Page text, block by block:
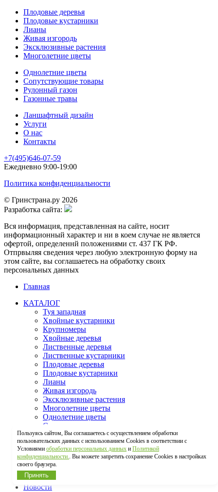
Плодовые деревья
Плодовые кустарники
Лианы
Живая изгородь
Эксклюзивные растения
Многолетние цветы
Однолетние цветы
Сопутствующие товары
Рулонный газон
Газонные травы
Ланшафтный дизайн
Услуги
О нас
Контакты
+7(495)646-07-59
Ежедневно 9:00-19:00
Политика конфиденциальности
© Гринстрана.ру 2026
Разработка сайта:
Вся информация, представленная на сайте, носит
информационный характер и ни в коем случае не является
офертой, определеннй положениями ст. 437 ГК РФ.
Отпрвыляя сведения через любую электронную форму на
этом сайте, вы соглашаетесь на обработку своих
персональных данных
Главная
КАТАЛОГ
Туя западная
Хвойные кустарники
Крупномеры
Хвойные деревья
Лиственные деревья
Лиственные кустарники
Плодовые деревья
Плодовые кустарники
Лианы
Живая изгородь
Эксклюзивные растения
Многолетние цветы
Однолетние цветы
Сопутствующие товары
Рулонный газон от производителя
Газонные травы
О НАС
ПАРТНЕРАМ / ОПТ
УСЛУГИ
Доставка
Новости
Пользуясь сайтом, Вы соглашаетесь с осуществлением обработки
пользовательских данных с использованием Cookies в соответствии с
Условиями обработки персональных данных и Политикой
конфиденциальности.. Вы можете запретить сохранение Cookies в настройках
своего браузера.
Принять